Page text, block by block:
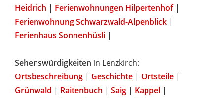
Heidrich | Ferienwohnungen Hilpertenhof|
Ferienwohnung Schwarzwald-Alpenblick |
Ferienhaus Sonnenhüsli |
Sehenswürdigkeiten in Lenzkirch:
Ortsbeschreibung | Geschichte | Ortsteile |
Grünwald | Raitenbuch | Saig | Kappel |